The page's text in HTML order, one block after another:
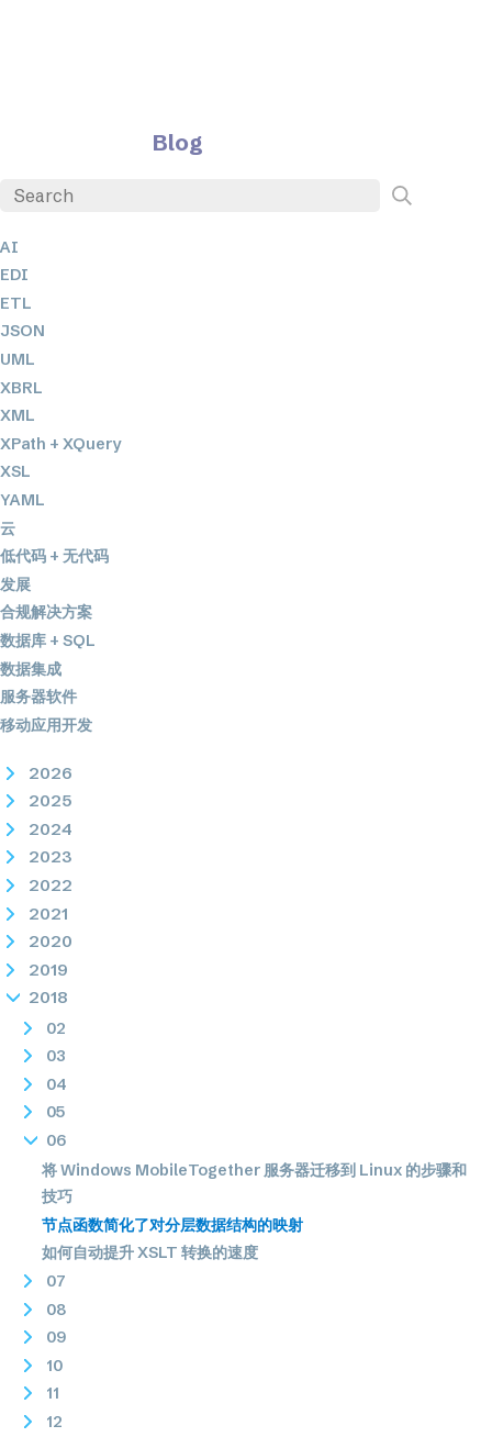
Blog
AI
EDI
ETL
JSON
UML
XBRL
XML
XPath + XQuery
XSL
YAML
云
低代码 + 无代码
发展
合规解决方案
数据库 + SQL
数据集成
服务器软件
移动应用开发
2026
2025
2024
2023
2022
2021
2020
2019
2018
02
03
04
05
06
将 Windows MobileTogether 服务器迁移到 Linux 的步骤和
技巧
节点函数简化了对分层数据结构的映射
如何自动提升 XSLT 转换的速度
07
08
09
10
11
12